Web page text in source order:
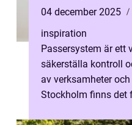
04 december 2025
inspiration
Passersystem är ett
säkerställa kontroll
av verksamheter
Stockholm finns det